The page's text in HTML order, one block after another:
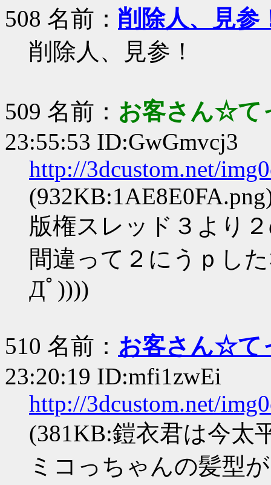
508 名前： 削除人、見参
削除人、見参！
509 名前： お客さん☆て
23:55:53 ID:GwGmvcj3
http://3dcustom.net/
版権スレッド３より
間違って２にうｐし
Дﾟ))))
510 名前： お客さん☆て
23:20:19 ID:mfi1zwEi
http://3dcustom.net/
(381KB:鎧衣君は今太
ミコっちゃんの髪型